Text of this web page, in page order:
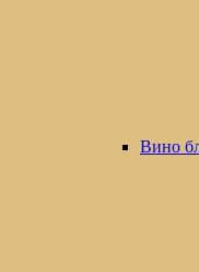
Вино